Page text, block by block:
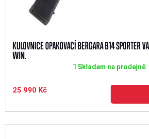
KULOVNICE OPAKOVACÍ BERGARA B14 SPORTER
WIN.
Skladem na prodejně
25 990 Kč